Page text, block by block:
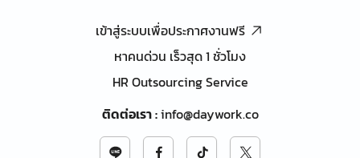
เข้าสู่ระบบเพื่อประกาศงานฟรี
หาคนด่วน เร็วสุด 1 ชั่วโมง
HR Outsourcing Service
ติดต่อเรา:info@daywork.co